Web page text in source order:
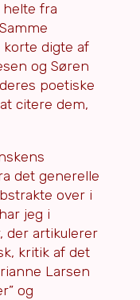
fra
digte af
og Søren
poetiske
citere dem,
det generelle
over i
jeg i
der artikulerer
kritik af det
Larsen
og